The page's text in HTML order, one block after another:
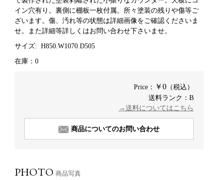
イン穴有り。裏側に棚板一枚付属。所々塗装の残りや傷等ご
ざいます。傷、汚れ等の状態は詳細画像をご確認くださいま
せ。また詳細等詳しくはお問い合わせ下さいませ。
サイズ: H850.W1070.D505
在庫：0
Price： ￥0 （税込）
送料ランク：B
→送料についてはこちら
商品についてのお問い合わせ
PHOTO 商品写真